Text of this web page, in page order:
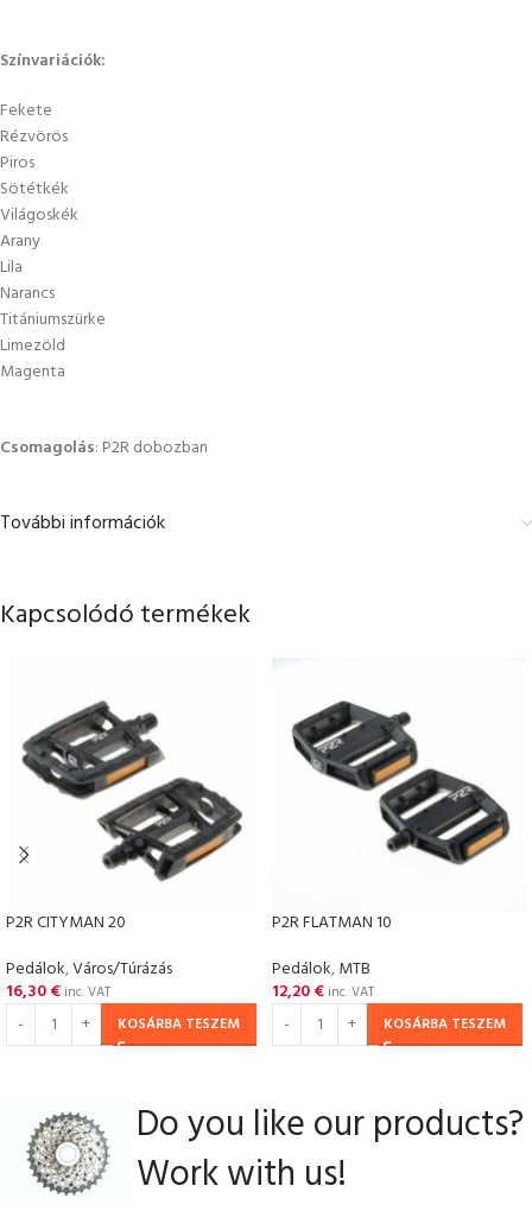
Színvariációk:
Fekete
Rézvörös
Piros
Sötétkék
Világoskék
Arany
Lila
Narancs
Titániumszürke
Limezöld
Magenta
Csomagolás: P2R dobozban
További információk
Kapcsolódó termékek
P2R CITYMAN 20
Pedálok,Város/Túrázás
16,30€ inc. VAT
KOSÁRBA TESZEM
P2R FLATMAN 10
Pedálok,MTB
12,20€ inc. VAT
KOSÁRBA TESZEM
Do you like our products?
Work with us!